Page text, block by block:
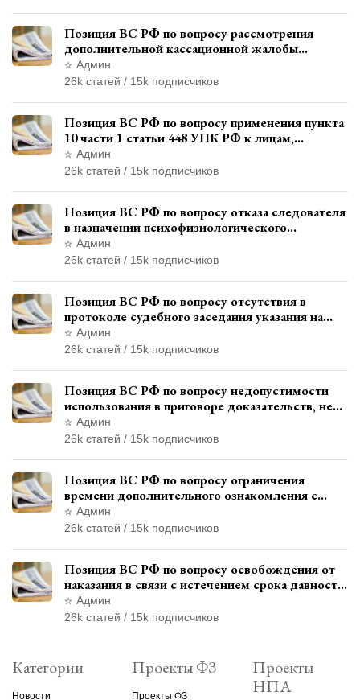
Позиция ВС РФ по вопросу рассмотрения
дополнительной кассационной жалобы
адвоката в кассационной инстанции
Админ
26k статей / 15k подписчиков
Позиция ВС РФ по вопросу применения пункта
10 части 1 статьи 448 УПК РФ к лицам,
уволенным из следственных органов
Админ
26k статей / 15k подписчиков
Позиция ВС РФ по вопросу отказа следователя
в назначении психофизиологического
исследования показаний обвиняемой с
использованием полиграфа
Админ
26k статей / 15k подписчиков
Позиция ВС РФ по вопросу отсутствия в
протоколе судебного заседания указания на
возможность выступления в прениях сторон
при наличии аудиозаписи
Админ
26k статей / 15k подписчиков
Позиция ВС РФ по вопросу недопустимости
использования в приговоре доказательств, не
исследованных в судебном заседании
Админ
26k статей / 15k подписчиков
Позиция ВС РФ по вопросу ограничения
времени дополнительного ознакомления с
материалами уголовного дела
Админ
26k статей / 15k подписчиков
Позиция ВС РФ по вопросу освобождения от
наказания в связи с истечением срока давности
уголовного преследования
Админ
26k статей / 15k подписчиков
Категории
Новости
Проекты ФЗ
Проекты ФЗ
Проекты
НПА